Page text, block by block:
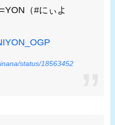
（#にぃよ
status/18563452